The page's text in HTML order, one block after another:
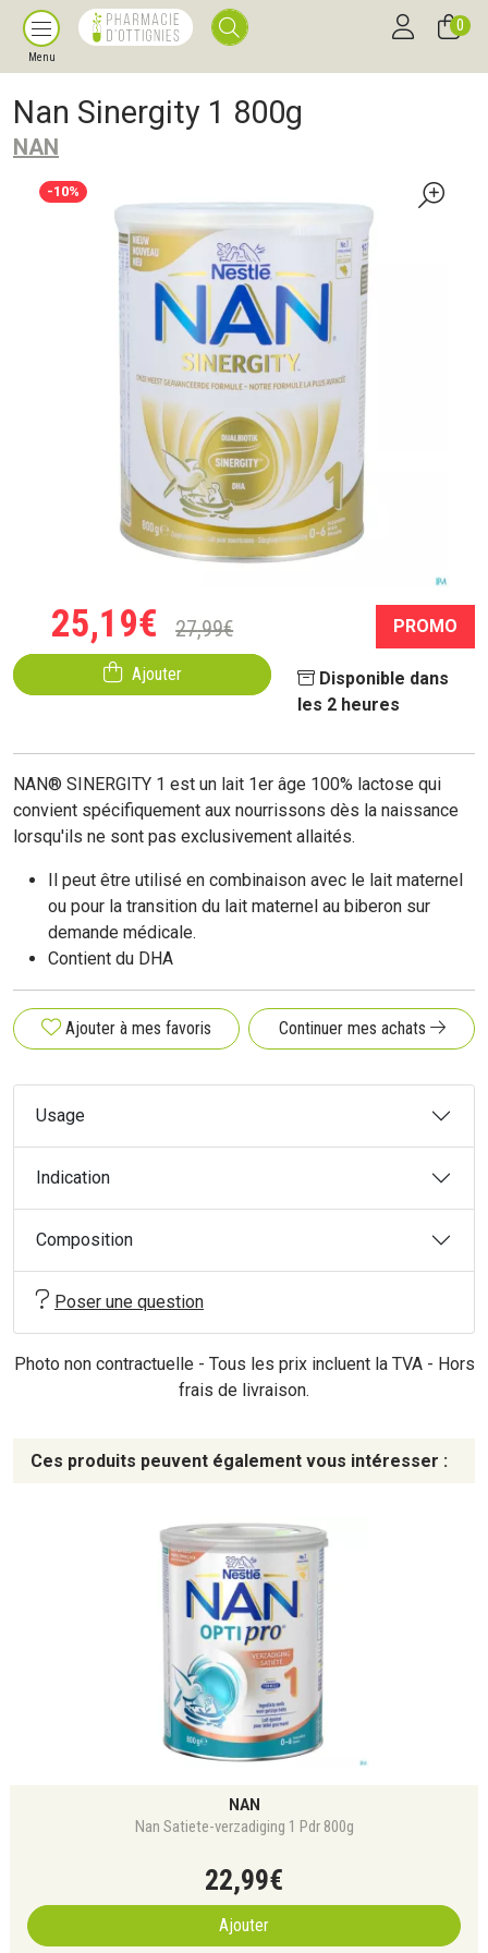
Menu
0
Nan Sinergity 1 800g
NAN
-10%
25,19€ 27,99€
Ajouter
PROMO
Disponible dans
les 2 heures
NAN® SINERGITY 1 est un lait 1er âge 100% lactose qui
convient spécifiquement aux nourrissons dès la naissance
lorsqu'ils ne sont pas exclusivement allaités.
Il peut être utilisé en combinaison avec le lait maternel
ou pour la transition du lait maternel au biberon sur
demande médicale.
Contient du DHA
Ajouter à mes favoris Continuer mes achats
Usage
Indication
Composition
Poser une question
Photo non contractuelle - Tous les prix incluent la TVA - Hors
frais de livraison.
Ces produits peuvent également vous intéresser :
NAN
Nan Satiete-verzadiging 1 Pdr 800g
22,99€
Ajouter